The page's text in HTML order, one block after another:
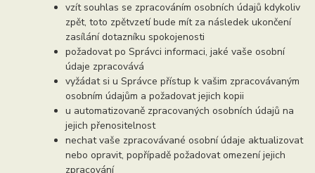
vzít souhlas se zpracováním osobních údajů kdykoliv
zpět, toto zpětvzetí bude mít za následek ukončení
zasílání dotazníku spokojenosti
požadovat po Správci informaci, jaké vaše osobní
údaje zpracovává
vyžádat si u Správce přístup k vašim zpracovávaným
osobním údajům a požadovat jejich kopii
u automatizovaně zpracovaných osobních údajů na
jejich přenositelnost
nechat vaše zpracovávané osobní údaje aktualizovat
nebo opravit, popřípadě požadovat omezení jejich
zpracování